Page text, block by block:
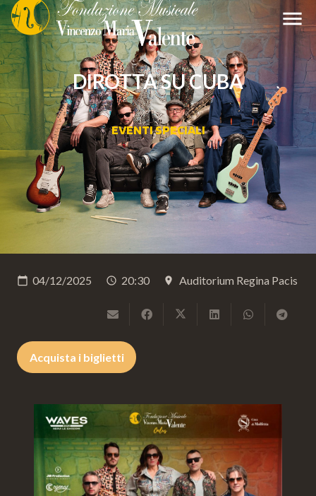
menu
DIROTTA SU CUBA
EVENTI SPECIALI
calendar_today 04/12/2025 schedule 20:30 place Auditorium Regina Pacis
Acquista i biglietti